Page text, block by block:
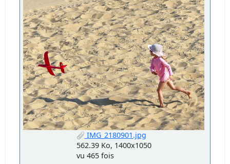
IMG_2180901.jpg
562.39 Ko, 1400x1050
vu 465 fois